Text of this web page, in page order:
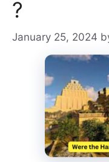
?
January 25, 2024